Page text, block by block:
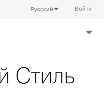
Войти
Русский